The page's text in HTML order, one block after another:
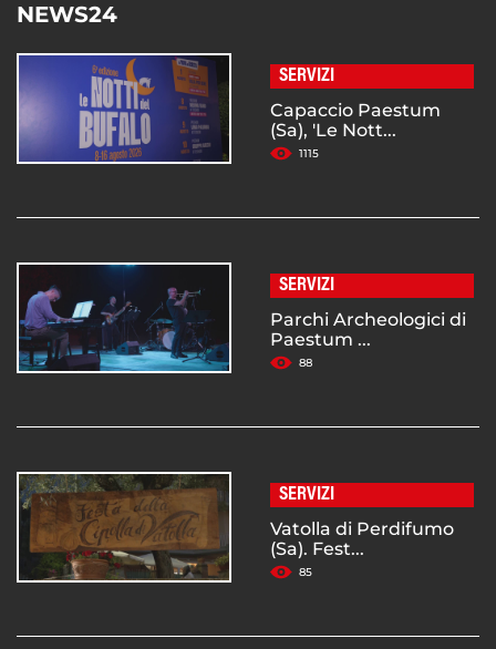
NEWS24
SERVIZI
Capaccio Paestum
(Sa), 'Le Nott...
1115
SERVIZI
Parchi Archeologici di
Paestum ...
88
SERVIZI
Vatolla di Perdifumo
(Sa). Fest...
85